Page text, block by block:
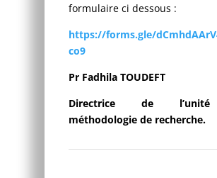
formulaire ci dessous :
https://forms.gle/
co9
Pr Fadhila TOUDEFT
Directrice de
méthodologie de recherche.